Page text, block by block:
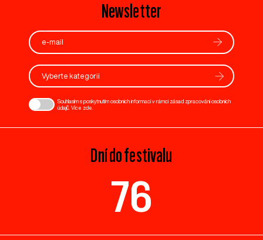
Newsletter
Vyberte kategorii
Souhlasím s poskytnutím osobních informací v rámci zásad zpracování osobních
údajů. Více zde
Dní do festivalu
76